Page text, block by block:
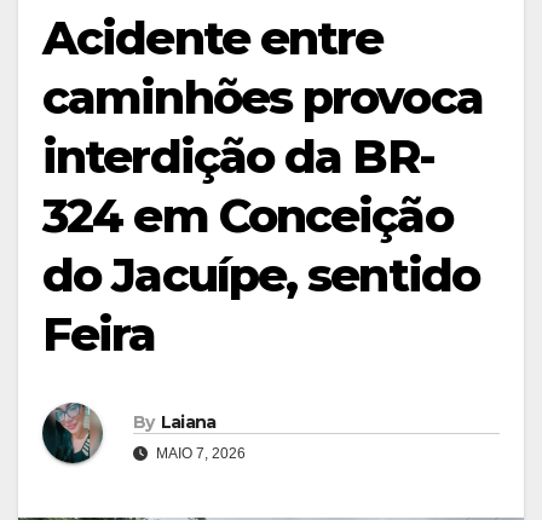
Acidente entre
caminhões provoca
interdição da BR-
324 em Conceição
do Jacuípe, sentido
Feira
By Laiana
MAIO 7, 2026